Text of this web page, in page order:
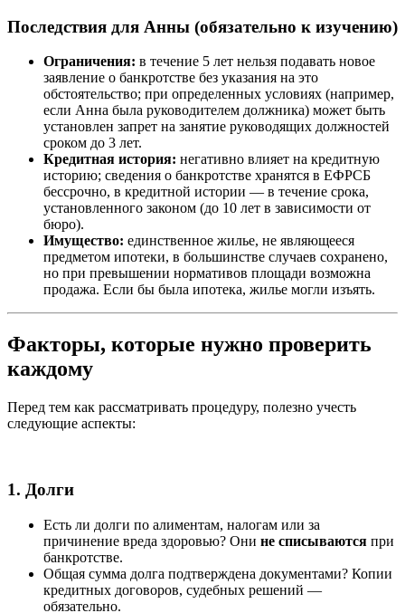
Последствия для Анны (обязательно к изучению)
Ограничения: в течение 5 лет нельзя подавать новое
заявление о банкротстве без указания на это
обстоятельство; при определенных условиях (например,
если Анна была руководителем должника) может быть
установлен запрет на занятие руководящих должностей
сроком до 3 лет.
Кредитная история: негативно влияет на кредитную
историю; сведения о банкротстве хранятся в ЕФРСБ
бессрочно, в кредитной истории — в течение срока,
установленного законом (до 10 лет в зависимости от
бюро).
Имущество: единственное жилье, не являющееся
предметом ипотеки, в большинстве случаев сохранено,
но при превышении нормативов площади возможна
продажа. Если бы была ипотека, жилье могли изъять.
Факторы, которые нужно проверить
каждому
Перед тем как рассматривать процедуру, полезно учесть
следующие аспекты:
1. Долги
Есть ли долги по алиментам, налогам или за
причинение вреда здоровью? Они не списываются при
банкротстве.
Общая сумма долга подтверждена документами? Копии
кредитных договоров, судебных решений —
обязательно.